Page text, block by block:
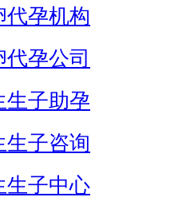
代孕机构
代孕公司
生子助孕
生子咨询
生子中心